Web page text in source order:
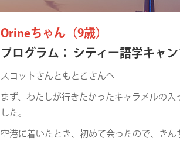
Orineちゃん（9歳）
プログラム： シティー語学キャ
スコットさんともとこさんへ
まず、わたしが行きたかったキャラメルの
した。
空港に着いたとき、初めて会ったので、き